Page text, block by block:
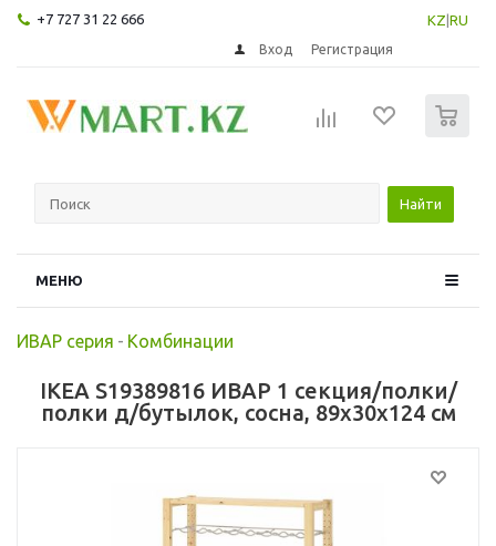
+7 727 31 22 666 KZ RU
Вход Регистрация
Найти
МЕНЮ
ИВАР серия - Комбинации
IKEA S19389816 ИВАР 1 секция/полки/
полки д/бутылок, сосна, 89x30x124 см